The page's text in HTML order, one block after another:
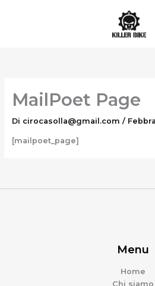
MailPoet Page
Di cirocasolla@gmail.com /
[mailpoet_page]
Menu
Home
Chi siamo